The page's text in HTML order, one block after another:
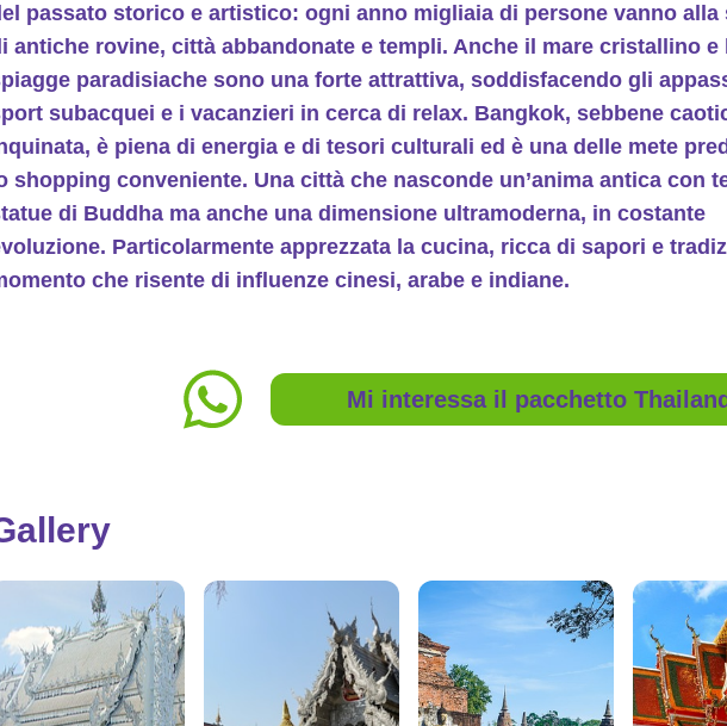
passato storico e artistico: ogni anno migliaia di persone vanno alla
antiche rovine, città abbandonate e templi. Anche il mare cristallino e
paradisiache sono una forte attrattiva, soddisfacendo gli
subacquei e i vacanzieri in cerca di relax. Bangkok, sebbene
è piena di energia e di tesori culturali ed è una delle mete
shopping conveniente. Una città che nasconde un’anima antica con
di Buddha ma anche una dimensione ultramoderna, in costante
Particolarmente apprezzata la cucina, ricca di sapori e
che risente di influenze cinesi, arabe e indiane.
Mi interessa il pacchetto